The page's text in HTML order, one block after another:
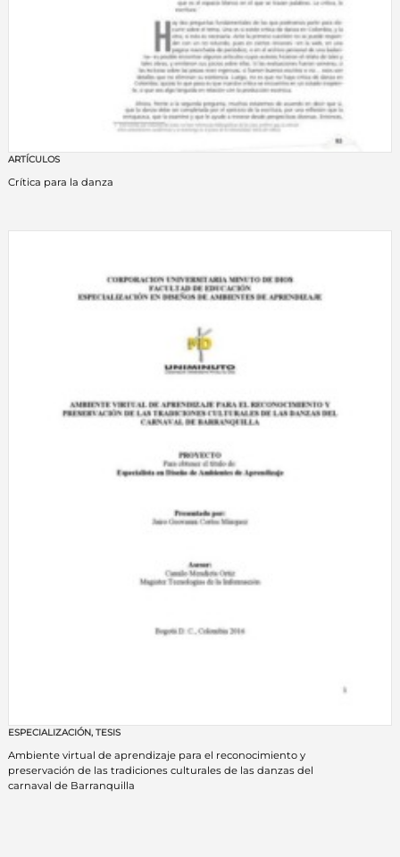
ARTÍCULOS
Crítica para la danza
ESPECIALIZACIÓN, TESIS
Ambiente virtual de aprendizaje para el reconocimiento y
preservación de las tradiciones culturales de las danzas del
carnaval de Barranquilla